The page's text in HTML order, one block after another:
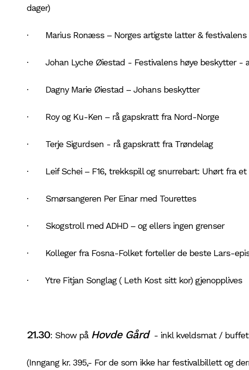
dager)
· Marius Ronæss – Norges artigste latter & festivalens
· Johan Lyche Øiestad - Festivalens høye beskytter -
· Dagny Marie Øiestad – Johans beskytter
· Roy og Ku-Ken – rå gapskratt fra Nord-Norge
· Terje Sigurdsen - rå gapskratt fra Trøndelag
· Leif Schei – F16, trekkspill og snurrebart: Uhørt fra et
· Smørsangeren Per Einar med Tourettes
· Skogstroll med ADHD – og ellers ingen grenser
· Kolleger fra Fosna-Folket forteller de beste Lars-
· Ytre Fitjan Songlag ( Leth Kost sitt kor) gjenopplives
21.30: Show på Hovde Gård- inkl kveldsmat / buffet
(Inngang kr. 395,- For de som ikke har festivalbillett og